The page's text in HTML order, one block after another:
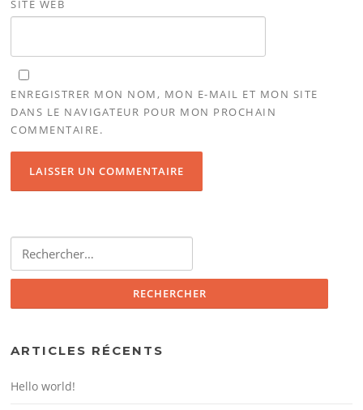
SITE WEB
ENREGISTRER MON NOM, MON E-MAIL ET MON SITE
DANS LE NAVIGATEUR POUR MON PROCHAIN
COMMENTAIRE.
ARTICLES RÉCENTS
Hello world!